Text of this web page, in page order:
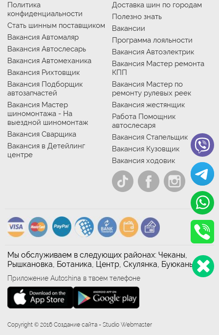
Политика
конфиденциальности
Стать шинным поставщиком
Вакансия Автомаляр
Вакансия Автослесарь
Вакансия Автомеханика
Вакансия Рихтовщик
Вакансия Подборщик
автозапчастей
Вакансия Мастер
шиномонтажа - На
выездной шиномонтаж
Вакансия Сварщика
Вакансия в Детейлинг
центре
Доставка шин по городам
Полезно знать
Вакансии
Программа лояльности
Вакансия Автоэлектрик
Вакансия Мастер ремонта
КПП
Вакансия Мастер по
ремонту рулевых реек
Вакансия жестянщик
Работа Помощник
автослесаря
Вакансия Стапельщик
Вакансия Кузовщик
Вакансия ходовик
Мы обслуживаем в следующих районах: Чеканы,
Рышкановка, Ботаника, Центр, Скулянка, Буюканы
Приложение Autoshina в твоем телефоне
Copyright © 2016 Создание сайта - Studio Webmaster